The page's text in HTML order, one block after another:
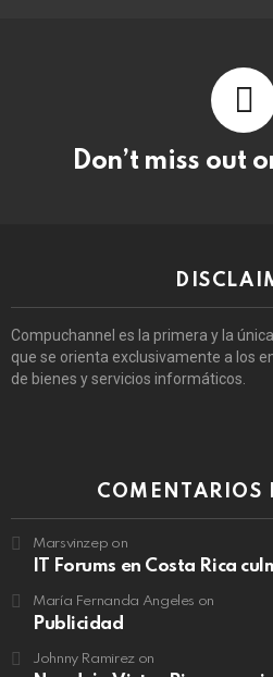
Don’t miss out
Compuchannel es la primera y la
que se orienta exclusivamente a los
de bienes y servicios informáticos.
COMENTARIOS
Marsvinzep on
IT Forums en Costa Rica
María Fernanda Angeles on
Publicidad
Johnny Ramirezon